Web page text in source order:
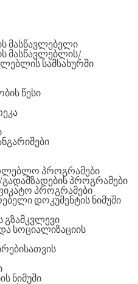
მასწავლებელი
მასწავლებლის/
სამსახურში
წესი
პროგრამები
პროგრამები
პროგრამები
დოკუმენტის ნიმუში
სოციალიზაციის
ნიმუში